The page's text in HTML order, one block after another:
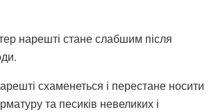
нарешті стане слабшим після
схаменеться і перестане носити
та песиків невеликих і